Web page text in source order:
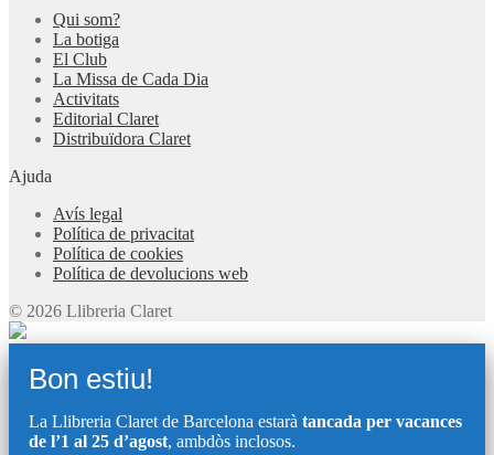
Qui som?
La botiga
El Club
La Missa de Cada Dia
Activitats
Editorial Claret
Distribuïdora Claret
Ajuda
Avís legal
Política de privacitat
Política de cookies
Política de devolucions web
© 2026 Llibreria Claret
Bon estiu!
La Llibreria Claret de Barcelona estarà tancada per vacances
de l’1 al 25 d’agost, ambdòs inclosos.